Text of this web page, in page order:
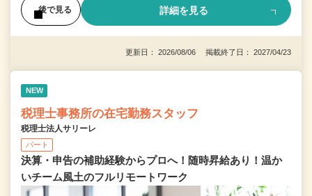
後で見る 詳細を見る
更新日： 2026/08/06 掲載終了日： 2027/04/23
NEW
税理士事務所の在宅勤務スタッフ
税理士法人サリーレ
パート
決算・申告の補助経験からプロへ！随時昇給あり！温か
いチーム⾵⼟のフルリモートワーク